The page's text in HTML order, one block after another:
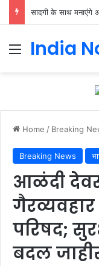
सादगी के साथ मनाएंगे
India
Home / Breaking
Breaking News
आळंदी
गैरव्यवहार
परिषद;
बदल